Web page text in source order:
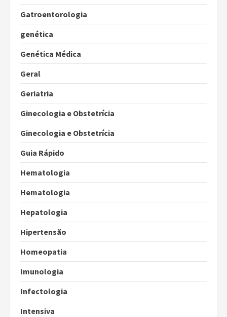
Gatroentorologia
genética
Genética Médica
Geral
Geriatria
Ginecologia e Obstetrícia
Ginecologia e Obstetrícia
Guia Rápido
Hematologia
Hematologia
Hepatologia
Hipertensão
Homeopatia
Imunologia
Infectologia
Intensiva